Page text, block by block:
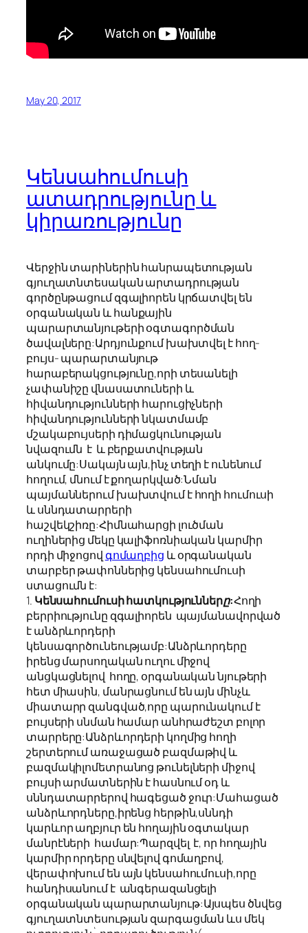
May 20, 2017
Կենսահումուսի
ատադրությունը և
կիրառությունը
Վերջին տարիներին հանրապետության
գյուղատնտեսական արտադրության
գործընթացում զգալիորեն կրճատվել են
օրգանական և հանքային
պարարտանյութերի օգտագործման
ծավալները:Արդյունքում խախտվել է հող-
բույս- պարարտանյութ
հարաբերակցությունը,որի տեսանելի
չափանիշը վնասատուների և
հիվանդությունների հարուցիչների
հիվանդությունների նկատմամբ
մշակաբույսերի դիմացկունության
նվազումն է և բերքատվության
անկումը:Սակայն այն,ինչ տեղի է ունենում
հողում, մնում է քողարկված:Նման
պայմաններում խախտվում է հողի հումուսի
և սննդատարրերի
հաշվեկշիռը:Հիմնահարցի լուծման
ուղիներից մեկը կալիֆոռնիական կարմիր
որդի միջոցով գոմաղբից և օրգանական
տարբեր թափոններից կենսահումուսի
ստացումն է:
1. Կենսահումուսի հատկությունները:Հողի
բերրիությունը զգալիորեն պայմանավորված
է անձրևորդերի
կենսագործունեությամբ:Անձրևորդերը
իրենց մարսողական ուղու միջով
անցկացնելով հողը, օրգանական նյութերի
հետ միասին, մանրացնում են այն մինչև
միատարր զանգված,որը պարունակում է
բույսերի սնման համար անհրաժեշտ բոլոր
տարրերը:Անձրևորդերի կողմից հողի
շերտերում առաջացած բազմաթիվ և
բազմակիլոմետրանոց թունելների միջով
բույսի արմատներին է հասնում օդ և
սննդատարրերով հագեցած ջուր:Մահացած
անձրևորդները,իրենց հերթին,սննդի
կարևոր աղբյուր են հողային օգտակար
մանրէների համար:Պարզվել է, որ հողային
կարմիր որդերը սնվելով գոմաղբով,
վերափոխում են այն կենսահումուսի,որը
հանդիսանում է անգերազանցելի
օրգանական պարարտանյութ:Այսպես ծնվեց
գյուղատնտեսության զարգացման ևս մեկ